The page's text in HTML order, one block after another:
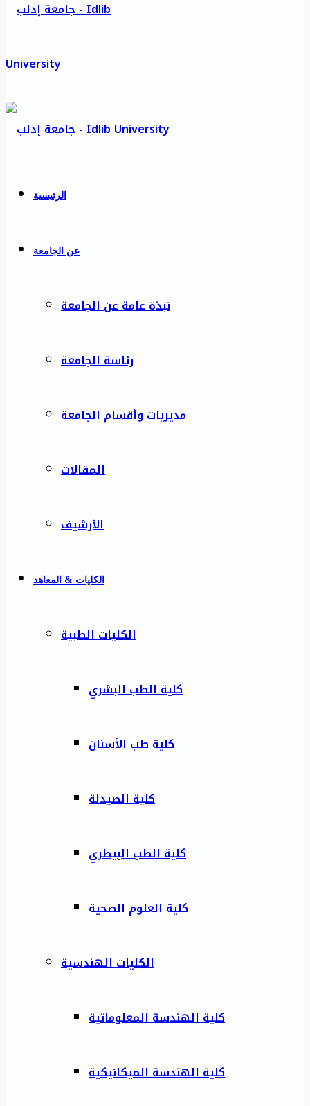
الرئيسية
عن الجامعة
نبذة عامة عن الجامعة
رئاسة الجامعة
مديريات وأقسام الجامعة
المقالات
الأرشيف
الكليات & المعاهد
الكليات الطبية
كلية الطب البشري
كلية طب الأسنان
كلية الصيدلة
كلية الطب البيطري
كلية العلوم الصحية
الكليات الهندسية
كلية الهندسة المعلوماتية
كلية الهندسة الميكانيكية